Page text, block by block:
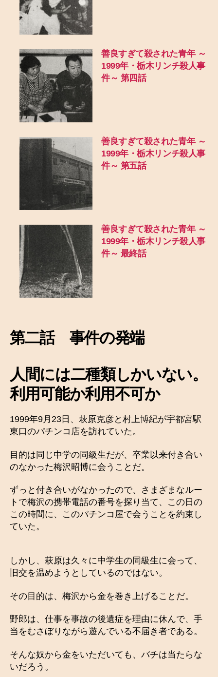
善良すぎて殺された青年 ～
1999年・栃木リンチ殺人事
件～ 第四話
善良すぎて殺された青年 ～
1999年・栃木リンチ殺人事
件～ 第五話
善良すぎて殺された青年 ～
1999年・栃木リンチ殺人事
件～ 最終話
第二話 事件の発端
人間には二種類しかいない。
利用可能か利用不可か
1999年9月23日、萩原克彦と村上博紀が宇都宮駅
東口のパチンコ店を訪れていた。
目的は同じ中学の同級生だが、卒業以来付き合い
のなかった梅沢昭博に会うことだ。
ずっと付き合いがなかったので、さまざまなルー
トで梅沢の携帯電話の番号を探り当て、この日の
この時間に、このパチンコ屋で会うことを約束し
ていた。
しかし、萩原は久々に中学生の同級生に会って、
旧交を温めようとしているのではない。
その目的は、梅沢から金を巻き上げることだ。
野郎は、仕事を事故の後遺症を理由に休んで、手
当をむさぼりながら遊んでいる不届き者である。
そんな奴から金をいただいても、バチは当たらな
いだろう。